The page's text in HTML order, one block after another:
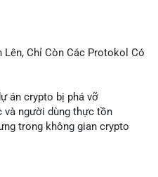
Lên, Chỉ Còn Các Protokol Có
án crypto bị phá vỡ
người dùng thực tồn
trong không gian crypto